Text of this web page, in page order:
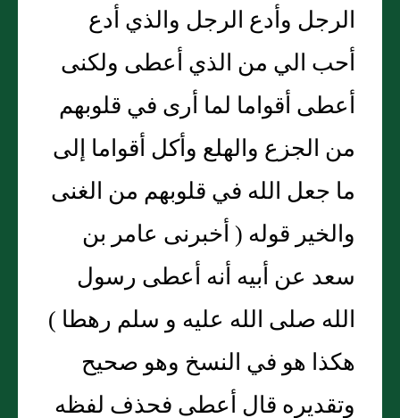
الرجل وأدع الرجل والذي أدع
أحب الي من الذي أعطى ولكنى
أعطى أقواما لما أرى في قلوبهم
من الجزع والهلع وأكل أقواما إلى
ما جعل الله في قلوبهم من الغنى
والخير قوله ( أخبرنى عامر بن
سعد عن أبيه أنه أعطى رسول
الله صلى الله عليه و سلم رهطا )
هكذا هو في النسخ وهو صحيح
وتقديره قال أعطى فحذف لفظه